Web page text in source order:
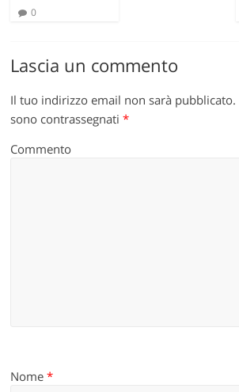
0
Lascia un commento
Il tuo indirizzo email non sarà pubblicato.
sono contrassegnati*
Commento
Nome*